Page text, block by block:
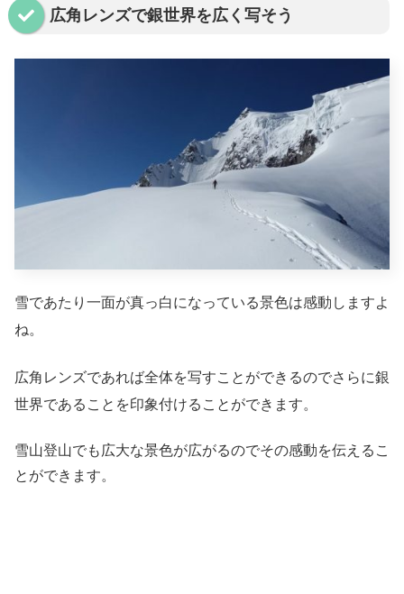
広角レンズで銀世界を広く写そう
雪であたり一面が真っ白になっている景色は感動しますよ
ね。
広角レンズであれば全体を写すことができるのでさらに銀
世界であることを印象付けることができます。
雪山登山でも広大な景色が広がるのでその感動を伝えるこ
とができます。